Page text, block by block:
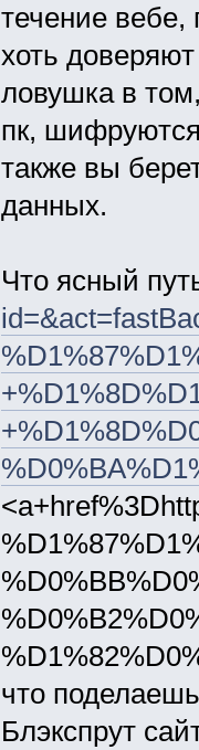
течение вебе,
хоть
ловушка в
пк,
также вы
данных.
Что ясный
что
Блэкспрут